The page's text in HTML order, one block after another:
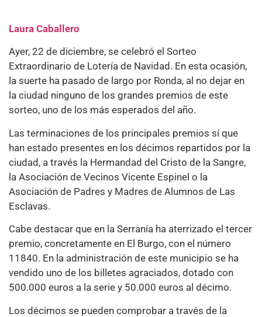
Laura Caballero
Ayer, 22 de diciembre, se celebró el Sorteo
Extraordinario de Lotería de Navidad. En esta ocasión,
la suerte ha pasado de largo por Ronda, al no dejar en
la ciudad ninguno de los grandes premios de este
sorteo, uno de los más esperados del año.
Las terminaciones de los principales premios sí que
han estado presentes en los décimos repartidos por la
ciudad, a través la Hermandad del Cristo de la Sangre,
la Asociación de Vecinos Vicente Espinel o la
Asociación de Padres y Madres de Alumnos de Las
Esclavas.
Cabe destacar que en la Serranía ha aterrizado el tercer
premio, concretamente en El Burgo, con el número
11840. En la administración de este municipio se ha
vendido uno de los billetes agraciados, dotado con
500.000 euros a la serie y 50.000 euros al décimo.
Los décimos se pueden comprobar a través de la